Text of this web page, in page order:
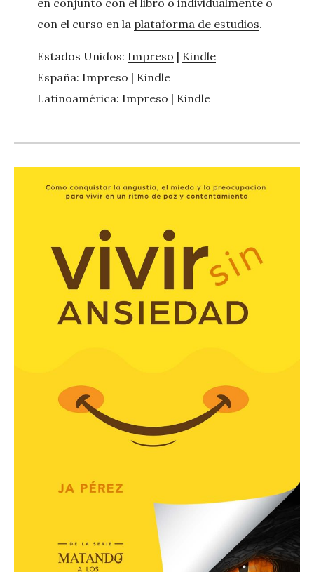
en conjunto con el libro o individualmente o
con el curso en la plataforma de estudios.
Estados Unidos: Impreso | Kindle
España: Impreso | Kindle
Latinoamérica: Impreso | Kindle